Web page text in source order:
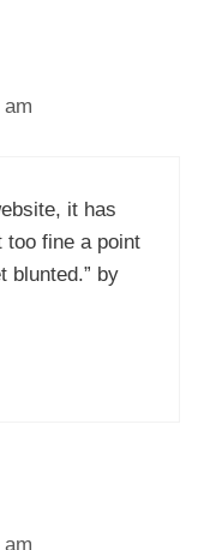
it has
too fine a point
blunted.” by